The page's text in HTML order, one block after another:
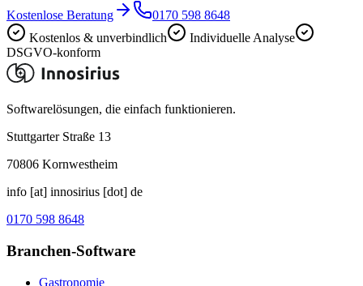
Kostenlose Beratung
0170 598 8648
Kostenlos & unverbindlich
Individuelle Analyse
DSGVO-konform
Softwarelösungen, die einfach funktionieren.
Stuttgarter Straße 13
70806 Kornwestheim
info [at] innosirius [dot] de
0170 598 8648
Branchen-Software
Gastronomie